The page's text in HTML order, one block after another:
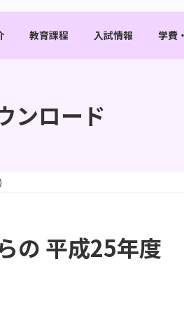
教育課程 入試情報 学費
ンロード
の 平成25年度